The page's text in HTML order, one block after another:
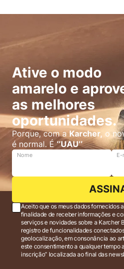
Ative o modo
amarelo e
as melhores
oportunidades.
Porque, com aKarcher, o
é normal. É‘’UAU’’
Nome E-
Aceito que os meus dados fornecidos
finalidade de receber informações e
serviços e novidades sobre a Karcher Brasil via e-mail marketing e
registro de funcionalidades
geolocalização, em consonância ao
este consentimento a qualquer tempo
inscrição” localizada ao final das